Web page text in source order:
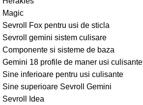
Magic
Sevroll Fox pentru usi de sticla
Sevroll gemini sistem culisare
Componente si sisteme de baza
Gemini 18 profile de maner usi culisante
Sine inferioare pentru usi culisante
Sine superioare Sevroll Gemini
Sevroll Idea